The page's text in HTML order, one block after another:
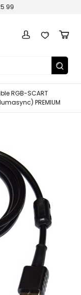
99
RGB-SCART
PREMIUM